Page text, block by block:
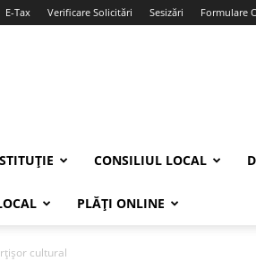
E-Tax Verificare Solicitări Sesizări Formulare
CONSILIUL LOCAL
PLĂȚI ONLINE
cultural